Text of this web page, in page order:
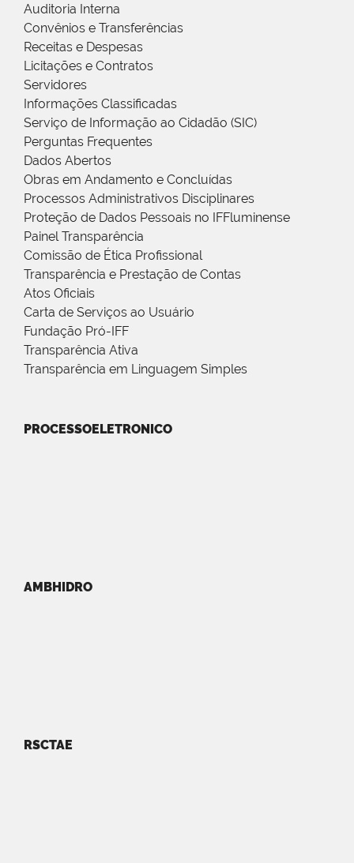
Auditoria Interna
Convênios e Transferências
Receitas e Despesas
Licitações e Contratos
Servidores
Informações Classificadas
Serviço de Informação ao Cidadão (SIC)
Perguntas Frequentes
Dados Abertos
Obras em Andamento e Concluídas
Processos Administrativos Disciplinares
Proteção de Dados Pessoais no IFFluminense
Painel Transparência
Comissão de Ética Profissional
Transparência e Prestação de Contas
Atos Oficiais
Carta de Serviços ao Usuário
Fundação Pró-IFF
Transparência Ativa
Transparência em Linguagem Simples
PROCESSOELETRONICO
AMBHIDRO
RSCTAE